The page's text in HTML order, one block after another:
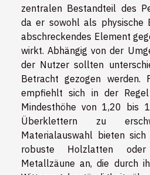
zentralen Bestandteil des
da er sowohl als physische
abschreckendes Element
wirkt. Abhängig von der
der Nutzer sollten
Betracht gezogen werden.
empfiehlt sich in der
Mindesthöhe von 1,20 bis
Überklettern zu
Materialauswahl bieten
robuste Holzlatten oder
Metallzäune an, die durch